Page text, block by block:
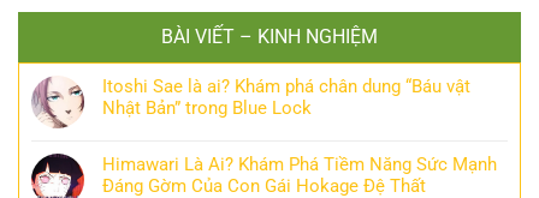
BÀI VIẾT – KINH NGHIỆM
Itoshi Sae là ai? Khám phá chân dung “Báu vật
Nhật Bản” trong Blue Lock
Himawari Là Ai? Khám Phá Tiềm Năng Sức Mạnh
Đáng Gờm Của Con Gái Hokage Đệ Thất